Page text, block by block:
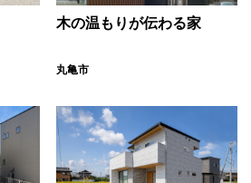
木の温もりが伝わる家
丸亀市